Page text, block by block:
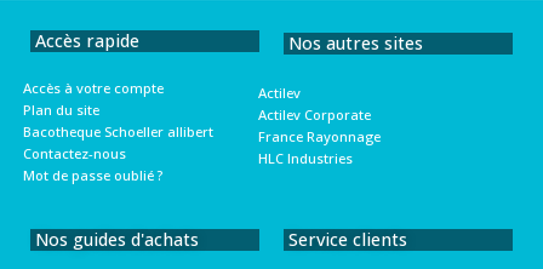
Accès rapide
Accès à votre compte
Plan du site
Bacotheque Schoeller allibert
Contactez-nous
Mot de passe oublié ?
Nos autres sites
Actilev
Actilev Corporate
France Rayonnage
HLC Industries
Nos guides d'achats Service clients